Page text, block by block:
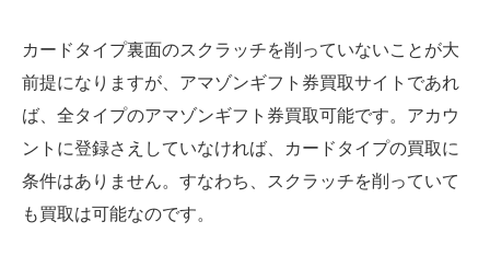
カードタイプ裏面のスクラッチを削っていないことが大
前提になりますが、アマゾンギフト券買取サイトであれ
ば、全タイプのアマゾンギフト券買取可能です。アカウ
ントに登録さえしていなければ、カードタイプの買取に
条件はありません。すなわち、スクラッチを削っていて
も買取は可能なのです。